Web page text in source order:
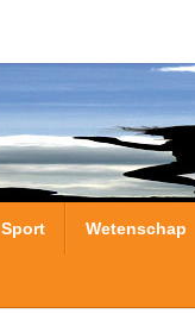
Sport Wetenschap